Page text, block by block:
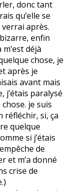
donc tant
qu’elle se
après.
enfin
déjà
chose, je
après je
avant mais
j’étais paralysé
je suis
réfléchir, si, ça
quelque
si j’étais
de
et m’a donné
crise de